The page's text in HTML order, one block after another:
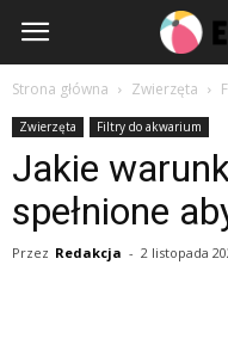
Tryby.pl
Strona główna Zwierzęta
Zwierzęta Filtry do akwarium
Jakie
spełnione
Przez Redakcja - 2 listopada